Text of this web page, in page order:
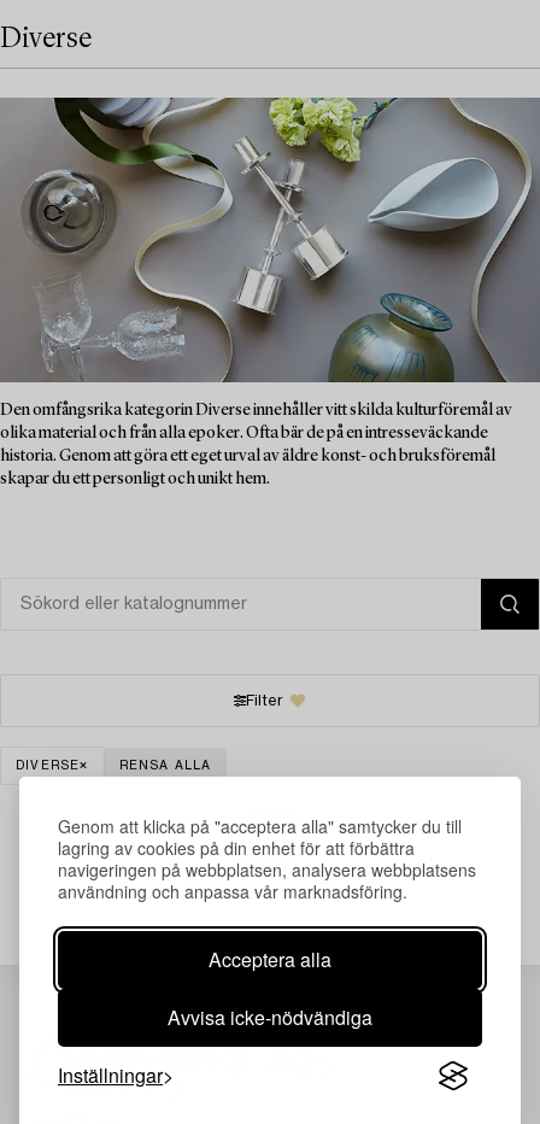
Genom att klicka på "acceptera alla" samtycker du till
lagring av cookies på din enhet för att förbättra
navigeringen på webbplatsen, analysera webbplatsens
användning och anpassa vår marknadsföring.
Acceptera alla
Avvisa icke-nödvändiga
Inställningar
Diverse
Den omfångsrika kategorin Diverse innehåller vitt skilda kulturföremål av
olika material och från alla epoker. Ofta bär de på en intresseväckande
historia. Genom att göra ett eget urval av äldre konst- och bruksföremål
skapar du ett personligt och unikt hem.
Filter
DIVERSE RENSA ALLA
Din sökning gav ingen träff just nu.